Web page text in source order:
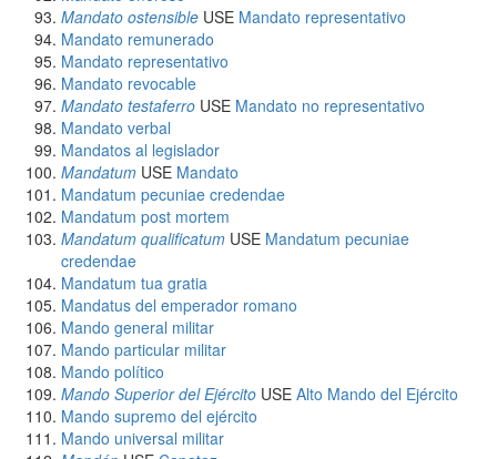
Mandato ostensible USE Mandato representativo
Mandato remunerado
Mandato representativo
Mandato revocable
Mandato testaferro USE Mandato no representativo
Mandato verbal
Mandatos al legislador
Mandatum USE Mandato
Mandatum pecuniae credendae
Mandatum post mortem
Mandatum qualificatum USE Mandatum pecuniae
credendae
Mandatum tua gratia
Mandatus del emperador romano
Mando general militar
Mando particular militar
Mando político
Mando Superior del Ejército USE Alto Mando del Ejército
Mando supremo del ejército
Mando universal militar